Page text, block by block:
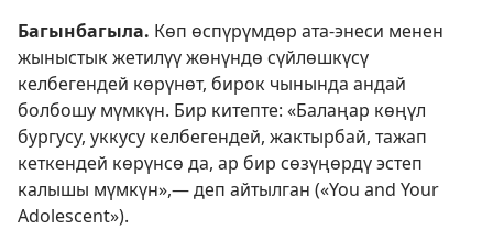
Багынбагыла. Көп өспүрүмдөр ата-энеси менен
жыныстык жетилүү жөнүндө сүйлөшкүсү
келбегендей көрүнөт, бирок чынында андай
болбошу мүмкүн. Бир китепте: «Балаңар көңүл
бургусу, уккусу келбегендей, жактырбай, тажап
кеткендей көрүнсө да, ар бир сөзүңөрдү эстеп
калышы мүмкүн»,— деп айтылган («You and Your
Adolescent»).